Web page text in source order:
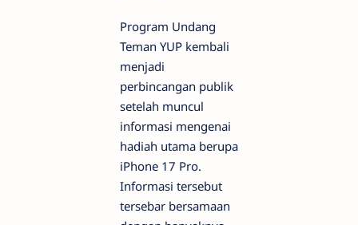
Program Undang
Teman YUP kembali
menjadi
perbincangan publik
setelah muncul
informasi mengenai
hadiah utama berupa
iPhone 17 Pro.
Informasi tersebut
tersebar bersamaan